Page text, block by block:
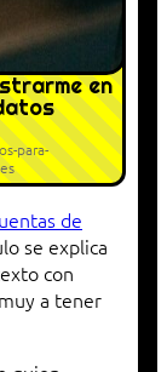
en
para-
de
se explica
con
a tener